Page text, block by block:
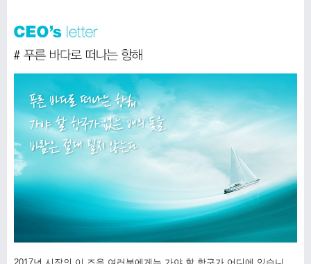
CULTURE